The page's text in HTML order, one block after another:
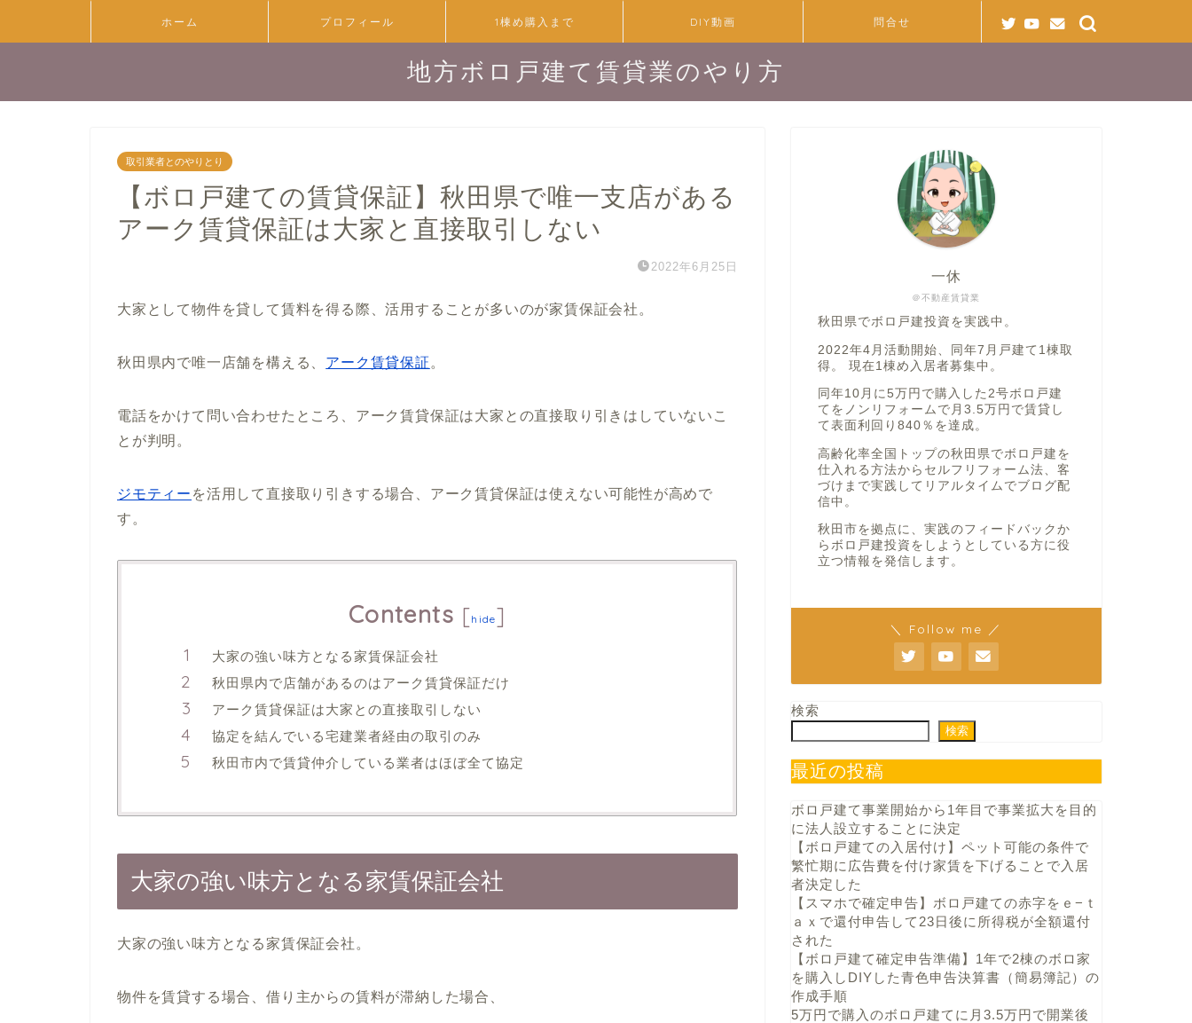
ホーム プロフィール 1棟め購入まで DIY動画 問合せ
地方ボロ戸建て賃貸業のやり方
取引業者とのやりとり
【ボロ戸建ての賃貸保証】秋田県で唯一支店がある
アーク賃貸保証は大家と直接取引しない
2022年6月25日
大家として物件を貸して賃料を得る際、活用することが多いのが家賃保証会社。
秋田県内で唯一店舗を構える、 アーク賃貸保証 。
電話をかけて問い合わせたところ、アーク賃貸保証は大家との直接取り引きはしていないこ
とが判明。
ジモティー を活用して直接取り引きする場合、アーク賃貸保証は使えない可能性が高めで
す。
Contents [hide]
大家の強い味方となる家賃保証会社
秋田県内で店舗があるのはアーク賃貸保証だけ
アーク賃貸保証は大家との直接取引しない
協定を結んでいる宅建業者経由の取引のみ
秋田市内で賃貸仲介している業者はほぼ全て協定
大家の強い味方となる家賃保証会社
大家の強い味方となる家賃保証会社。
物件を賃貸する場合、借り主からの賃料が滞納した場合、
＠不動産賃貸業
一休
秋田県でボロ戸建投資を実践中。
2022年4月活動開始、同年7月戸建て1棟取
得。 現在1棟め入居者募集中。
同年10月に5万円で購入した2号ボロ戸建
てをノンリフォームで月3.5万円で賃貸し
て表面利回り840％を達成。
高齢化率全国トップの秋田県でボロ戸建を
仕入れる方法からセルフリフォーム法、客
づけまで実践してリアルタイムでブログ配
信中。
秋田市を拠点に、実践のフィードバックか
らボロ戸建投資をしようとしている方に役
立つ情報を発信します。
＼ Follow me ／
検索
検索
最近の投稿
ボロ戸建て事業開始から1年目で事業拡大を目的
に法人設立することに決定
【ボロ戸建ての入居付け】ペット可能の条件で
繁忙期に広告費を付け家賃を下げることで入居
者決定した
【スマホで確定申告】ボロ戸建ての赤字をｅ−ｔ
ａｘで還付申告して23日後に所得税が全額還付
された
【ボロ戸建て確定申告準備】1年で2棟のボロ家
を購入しDIYした青色申告決算書（簡易簿記）の
作成手順
5万円で購入のボロ戸建てに月3.5万円で開業後